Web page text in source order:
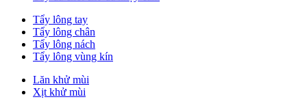
Tẩy lông tay
Tẩy lông chân
Tẩy lông nách
Tẩy lông vùng kín
Lăn khử mùi
Xịt khử mùi